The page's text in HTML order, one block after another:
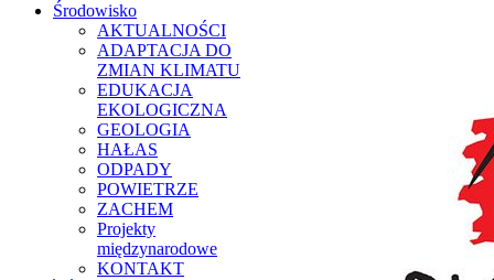
Środowisko
AKTUALNOŚCI
ADAPTACJA DO
ZMIAN KLIMATU
EDUKACJA
EKOLOGICZNA
GEOLOGIA
HAŁAS
ODPADY
POWIETRZE
ZACHEM
Projekty
międzynarodowe
KONTAKT